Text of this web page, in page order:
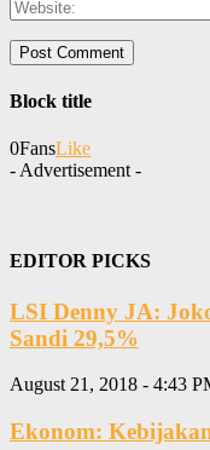
Block title
0FansLike
- Advertisement -
EDITOR PICKS
LSI Denny JA:
Sandi 29,5%
August 21, 2018 - 4:43
Ekonom: